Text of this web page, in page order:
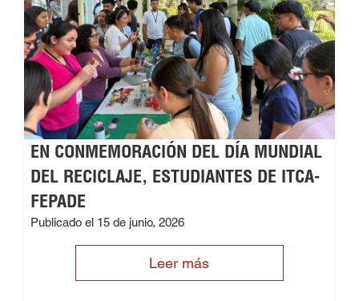
EN CONMEMORACIÓN DEL DÍA MUNDIAL
DEL RECICLAJE, ESTUDIANTES DE ITCA-
FEPADE
Publicado el 15 de junio, 2026
Leer más